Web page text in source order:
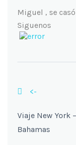
Miguel , se
Siguenos
<-
Viaje New York –
Bahamas